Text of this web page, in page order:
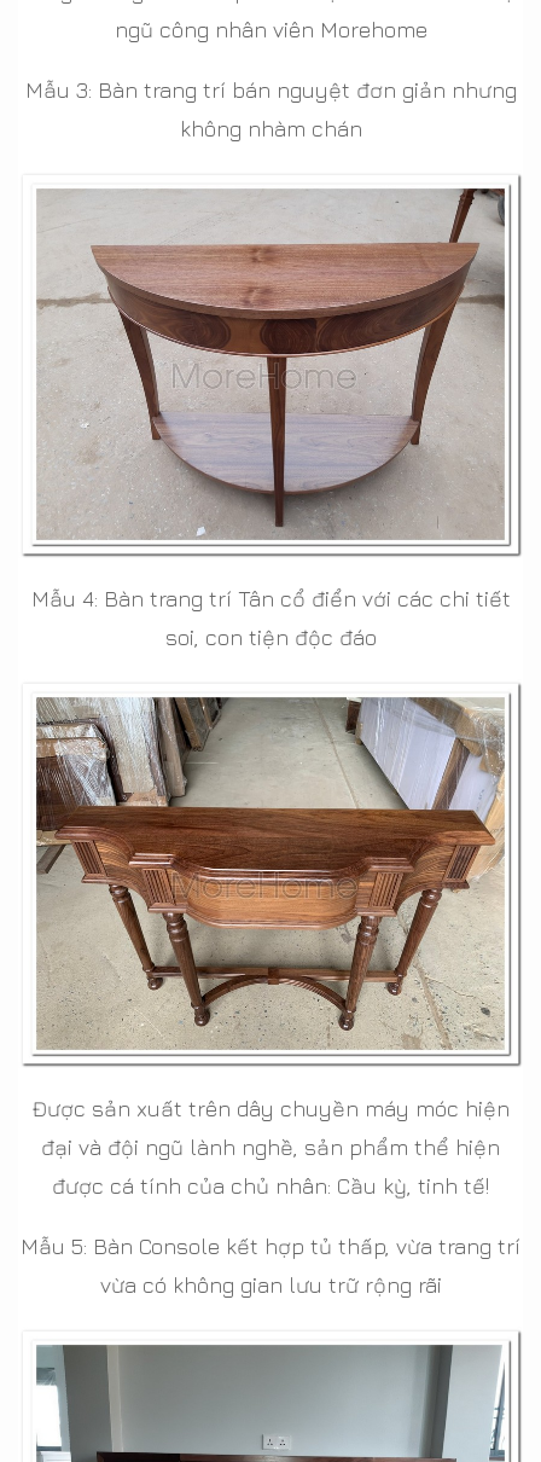
ngũ công nhân viên Morehome
Mẫu 3: Bàn trang trí bán nguyệt đơn giản nhưng
không nhàm chán
Mẫu 4: Bàn trang trí Tân cổ điển với các chi tiết
soi, con tiện độc đáo
Được sản xuất trên dây chuyền máy móc hiện
đại và đội ngũ lành nghề, sản phẩm thể hiện
được cá tính của chủ nhân: Cầu kỳ, tinh tế!
Mẫu 5: Bàn Console kết hợp tủ thấp, vừa trang trí
vừa có không gian lưu trữ rộng rãi